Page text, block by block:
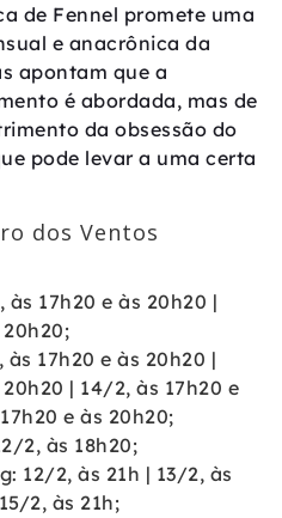
de Fennel promete uma
e anacrônica da
apontam que a
é abordada, mas de
da obsessão do
pode levar a uma certa
dos Ventos
17h20 e às 20h20 |
17h20 e às 20h20 |
| 14/2, às 17h20 e
e às 20h20;
2, às 18h20;
12/2, às 21h | 13/2, às
2, às 21h;